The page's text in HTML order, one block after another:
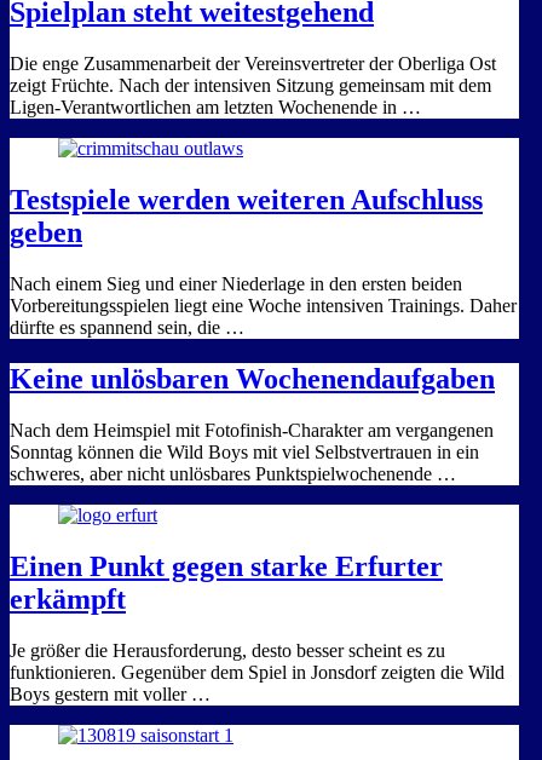
Spielplan steht weitestgehend
Die enge Zusammenarbeit der Vereinsvertreter der Oberliga Ost
zeigt Früchte. Nach der intensiven Sitzung gemeinsam mit dem
Ligen-Verantwortlichen am letzten Wochenende in …
Testspiele werden weiteren Aufschluss
geben
Nach einem Sieg und einer Niederlage in den ersten beiden
Vorbereitungsspielen liegt eine Woche intensiven Trainings. Daher
dürfte es spannend sein, die …
Keine unlösbaren Wochenendaufgaben
Nach dem Heimspiel mit Fotofinish-Charakter am vergangenen
Sonntag können die Wild Boys mit viel Selbstvertrauen in ein
schweres, aber nicht unlösbares Punktspielwochenende …
Einen Punkt gegen starke Erfurter
erkämpft
Je größer die Herausforderung, desto besser scheint es zu
funktionieren. Gegenüber dem Spiel in Jonsdorf zeigten die Wild
Boys gestern mit voller …